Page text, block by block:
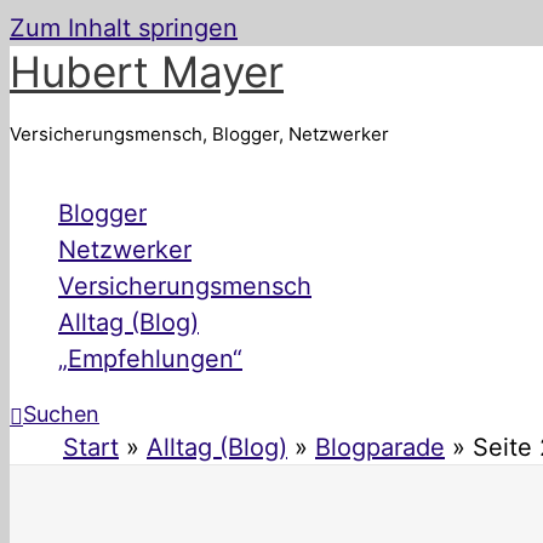
Zum Inhalt springen
Hubert Mayer
Versicherungsmensch, Blogger, Netzwerker
Blogger
Netzwerker
Versicherungsmensch
Alltag (Blog)
„Empfehlungen“
Suchen
Start Alltag (Blog) Blogparade Seite